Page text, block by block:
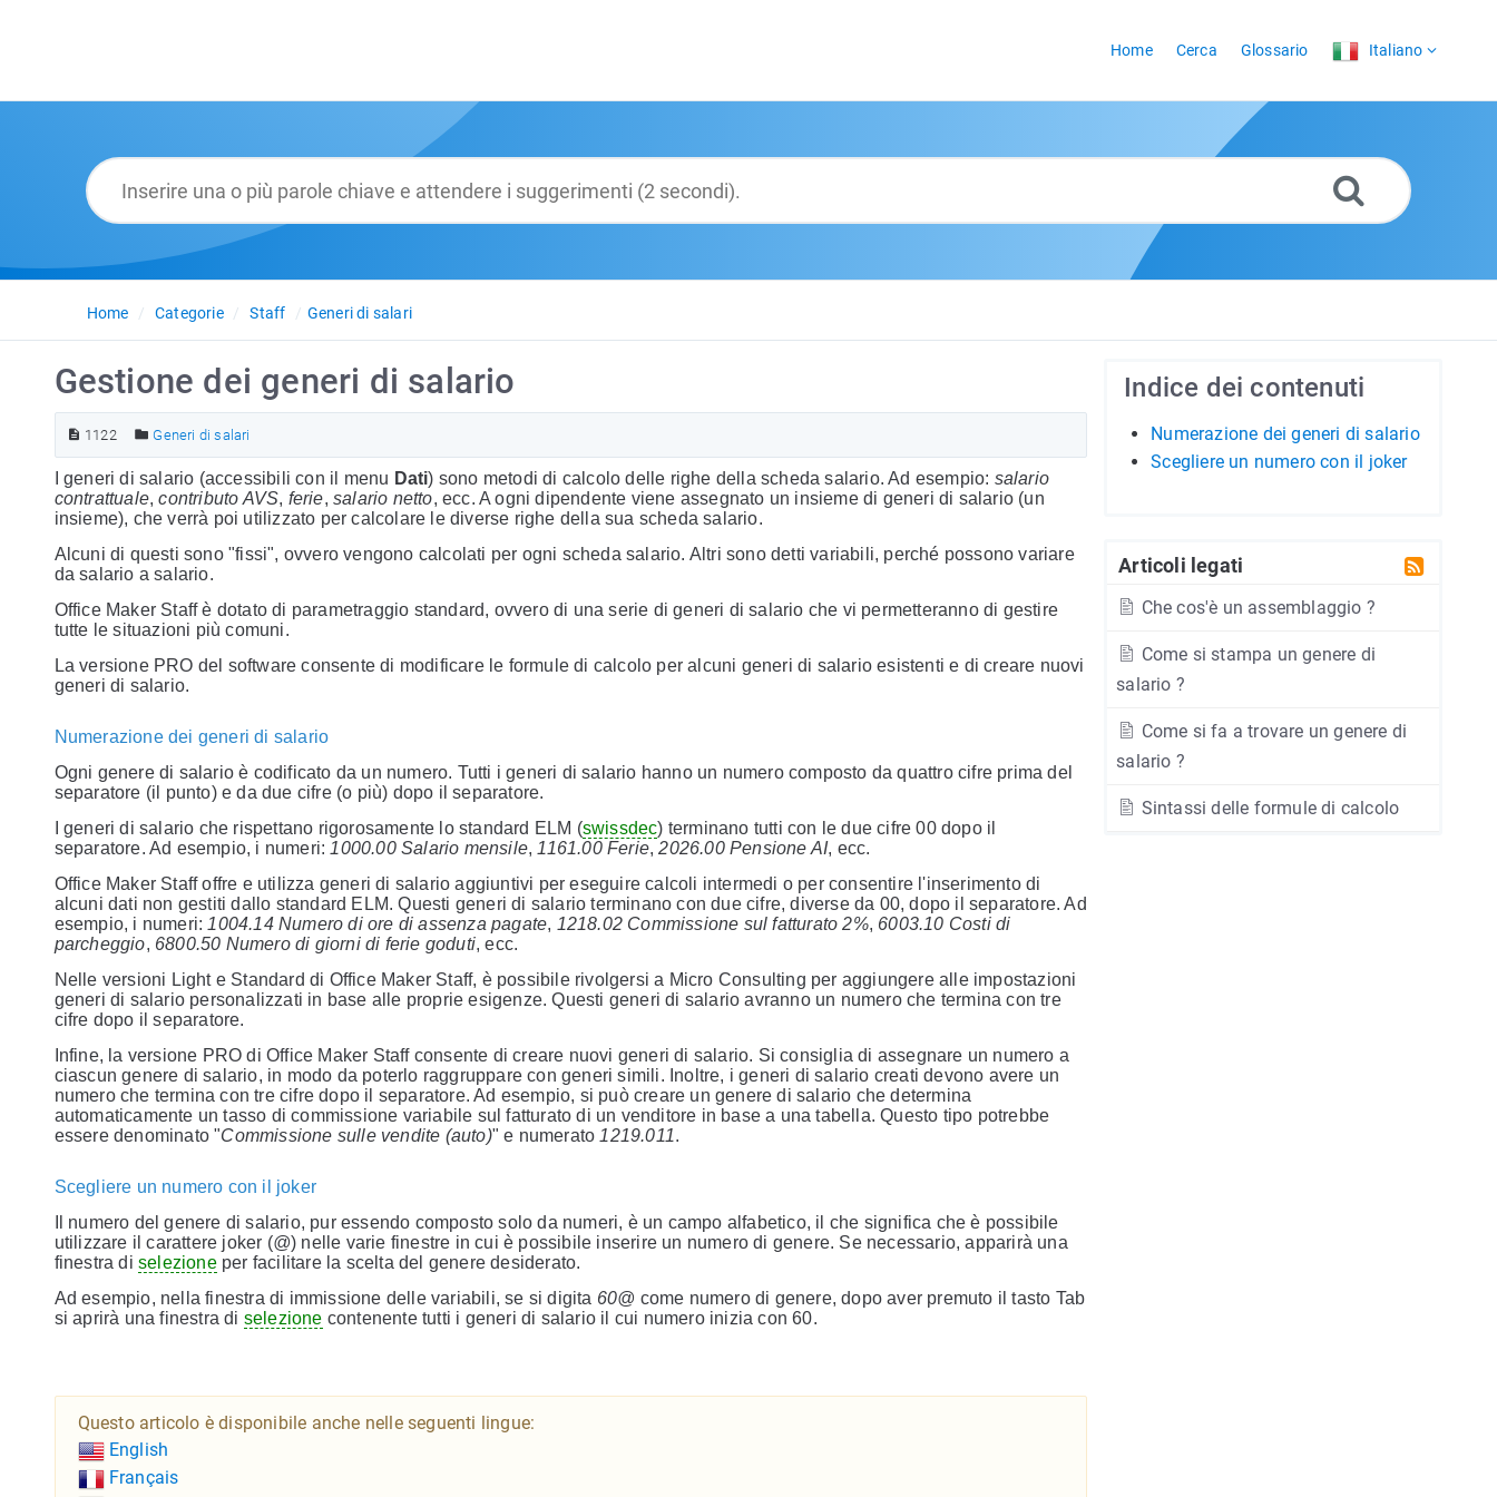
Home Cerca Glossario Italiano
Home Categorie Staff Generi di salari
Indice dei contenuti
Numerazione dei generi di salario
Scegliere un numero con il joker
Articoli legati
Che cos'è un assemblaggio ?
Come si stampa un genere di
salario ?
Come si fa a trovare un genere di
salario ?
Sintassi delle formule di calcolo
Gestione dei generi di salario
1122 Generi di salari
I generi di salario (accessibili con il menu Dati) sono metodi di calcolo delle righe della scheda salario. Ad esempio: salario
contrattuale,contributo AVS, ferie,salario netto, ecc. A ogni dipendente viene assegnato un insieme di generi di salario (un
insieme), che verrà poi utilizzato per calcolare le diverse righe della sua scheda salario.
Alcuni di questi sono "fissi", ovvero vengono calcolati per ogni scheda salario. Altri sono detti variabili, perché possono variare
da salario a salario.
Office Maker Staff è dotato di parametraggio standard, ovvero di una serie di generi di salario che vi permetteranno di gestire
tutte le situazioni più comuni.
La versione PRO del software consente di modificare le formule di calcolo per alcuni generi di salario esistenti e di creare nuovi
generi di salario.
Numerazione dei generi di salario
Ogni genere di salario è codificato da un numero. Tutti i generi di salario hanno un numero composto da quattro cifre prima del
separatore (il punto) e da due cifre (o più) dopo il separatore.
I generi di salario che rispettano rigorosamente lo standard ELM (swissdec) terminano tutti con le due cifre 00 dopo il
separatore. Ad esempio, i numeri: 1000.00 Salario mensile, 1161.00 Ferie,2026.00 Pensione AI, ecc.
Office Maker Staff offre e utilizza generi di salario aggiuntivi per eseguire calcoli intermedi o per consentire l'inserimento di
alcuni dati non gestiti dallo standard ELM. Questi generi di salario terminano con due cifre, diverse da 00, dopo il separatore. Ad
esempio, i numeri: 1004.14 Numero di ore di assenza pagate, 1218.02 Commissione sul fatturato 2%, 6003.10 Costi di
parcheggio, 6800.50 Numero di giorni di ferie goduti, ecc.
Nelle versioni Light e Standard di Office Maker Staff, è possibile rivolgersi a Micro Consulting per aggiungere alle impostazioni
generi di salario personalizzati in base alle proprie esigenze. Questi generi di salario avranno un numero che termina con tre
cifre dopo il separatore.
Infine, la versione PRO di Office Maker Staff consente di creare nuovi generi di salario. Si consiglia di assegnare un numero a
ciascun genere di salario, in modo da poterlo raggruppare con generi simili. Inoltre, i generi di salario creati devono avere un
numero che termina con tre cifre dopo il separatore. Ad esempio, si può creare un genere di salario che determina
automaticamente un tasso di commissione variabile sul fatturato di un venditore in base a una tabella. Questo tipo potrebbe
essere denominato "Commissione sulle vendite (auto)" e numerato 1219.011.
Scegliere un numero con il joker
Il numero del genere di salario, pur essendo composto solo da numeri, è un campo alfabetico, il che significa che è possibile
utilizzare il carattere joker (@) nelle varie finestre in cui è possibile inserire un numero di genere. Se necessario, apparirà una
finestra di selezioneper facilitare la scelta del genere desiderato.
Ad esempio, nella finestra di immissione delle variabili, se si digita 60@ come numero di genere, dopo aver premuto il tasto Tab
si aprirà una finestra di selezione contenente tutti i generi di salario il cui numero inizia con 60.
Questo articolo è disponibile anche nelle seguenti lingue:
English
Français